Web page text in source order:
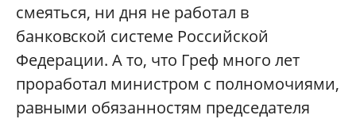
смеяться, ни дня не работал в
банковской системе Российской
Федерации. А то, что Греф много лет
проработал министром с полномочиями,
равными обязанностям председателя